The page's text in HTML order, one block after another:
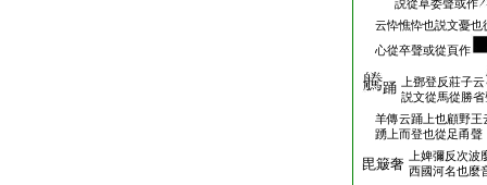
説從草委聲或作
云忰憔忰也説文憂也
心從卒聲或從頁作
踊
上鄧登反莊子云
説文從馬從勝
羊傳云踊上也顧野王
踴上而登也從足甬聲
毘簸奢
上婢彌反次波
西國河名也麼